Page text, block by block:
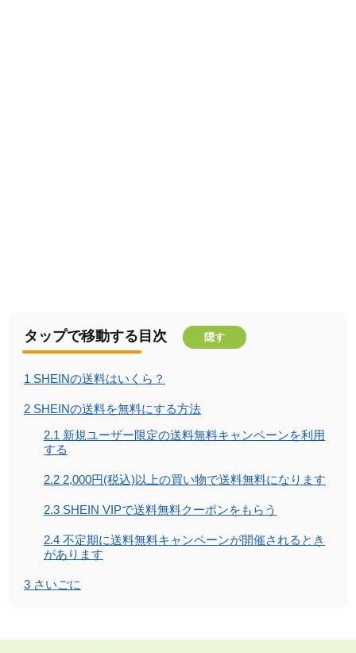
タップで移動する目次 隠す
1 SHEINの送料はいくら？
2 SHEINの送料を無料にする方法
2.1 新規ユーザー限定の送料無料キャンペーンを利用
する
2.2 2,000円(税込)以上の買い物で送料無料になります
2.3 SHEIN VIPで送料無料クーポンをもらう
2.4 不定期に送料無料キャンペーンが開催されるとき
があります
3 さいごに